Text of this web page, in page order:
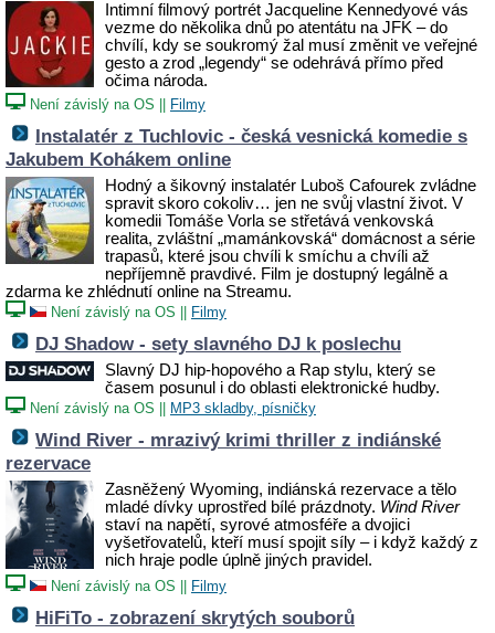
Intimní filmový portrét Jacqueline Kennedyové vás
vezme do několika dnů po atentátu na JFK – do
chvílí, kdy se soukromý žal musí změnit ve veřejné
gesto a zrod „legendy“ se odehrává přímo před
očima národa.
Není závislý na OS Filmy
Instalatér z Tuchlovic - česká vesnická komedie s
Jakubem Kohákem online
Hodný a šikovný instalatér Luboš Cafourek zvládne
spravit skoro cokoliv… jen ne svůj vlastní život. V
komedii Tomáše Vorla se střetává venkovská
realita, zvláštní „mamánkovská“ domácnost a série
trapasů, které jsou chvíli k smíchu a chvíli až
nepříjemně pravdivé. Film je dostupný legálně a
zdarma ke zhlédnutí online na Streamu.
Není závislý na OS Filmy
DJ Shadow - sety slavného DJ k poslechu
Slavný DJ hip-hopového a Rap stylu, který se
časem posunul i do oblasti elektronické hudby.
Není závislý na OS MP3 skladby, písničky
Wind River - mrazivý krimi thriller z indiánské
rezervace
Zasněžený Wyoming, indiánská rezervace a tělo
mladé dívky uprostřed bílé prázdnoty. Wind River
staví na napětí, syrové atmosféře a dvojici
vyšetřovatelů, kteří musí spojit síly – i když každý z
nich hraje podle úplně jiných pravidel.
Není závislý na OS Filmy
HiFiTo - zobrazení skrytých souborů